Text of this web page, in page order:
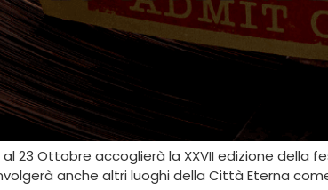
al 23 Ottobre accoglierà la XXVII edizione
anche altri luoghi della Città Eterna